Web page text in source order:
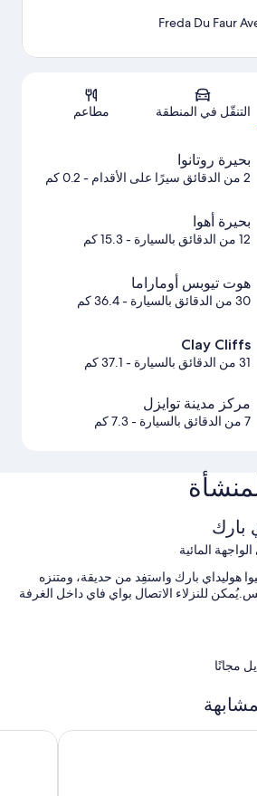
الخريطة
التنقّل في المنطقة مطاعم
بحيرة روتانوا
2 من الدقائق سيرًا على الأقدام - 0.2 كم
بحيرة أهوا
12 من الدقائق بالسيارة - 15.3 كم
هوت تيوبس أوماراما
30 من الدقائق بالسيارة - 36.4 كم
Clay Cliffs
31 من الدقائق بالسيارة - 37.1 كم
مركز مدينة توايزل
7 من الدقائق بالسيارة - 7.3 كم
بارك
المائية
هوليداي بارك واستفِد من حديقة، ومتنزه
للنزلاء الاتصال بواي فاي داخل الغرفة
مجانًا
ليكس